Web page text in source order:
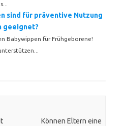
sind für präventive Nutzung
geeignet?
Babywippen für Frühgeborene!
Können Eltern eine